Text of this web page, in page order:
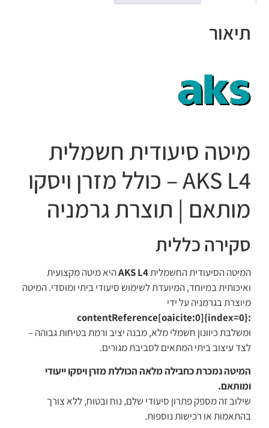
תיאור
מיטה סיעודית חשמלית
AKS L4 – כולל מזרן ויסקו
מותאם | תוצרת גרמניה
סקירה כללית
המיטה הסיעודית החשמליתAKS L4היא מיטה מקצועית
ואיכותית במיוחד, המיועדת לשימוש סיעודי ביתי ומוסדי. המיטה
מיוצרת בגרמניה על ידי
:contentReference[oaicite:0]{index=0}
ומשלבת כיוונון חשמלי מלא, מבנה יציב ורמת בטיחות גבוהה –
לצד עיצוב ביתי המתאים לסביבת מגורים.
המיטה נמכרת כחבילה מלאה הכוללת מזרן ויסקו ייעודי
ומותאם.
שילוב זה מספק פתרון סיעודי שלם, נוח ובטוח, ללא צורך
בהתאמות או רכישות נוספות.